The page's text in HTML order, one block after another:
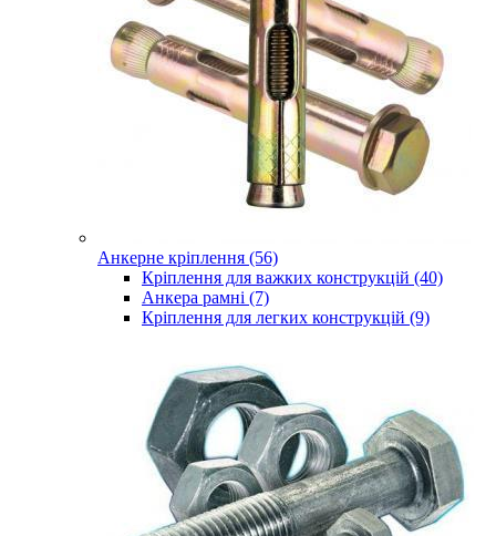
Анкерне кріплення (56)
Кріплення для важких конструкцій (40)
Анкера рамні (7)
Кріплення для легких конструкцій (9)